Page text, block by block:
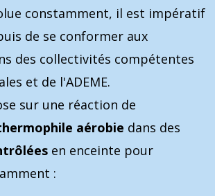
constamment, il est impératif
de se conformer aux
des collectivités compétentes
et de l'ADEME.
sur une réaction de
aérobie dans des
en enceinte pour
: